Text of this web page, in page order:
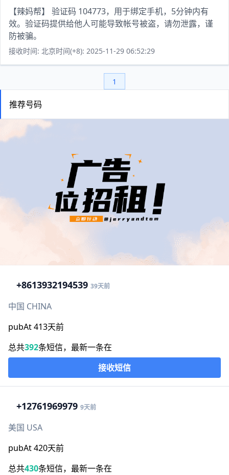
【辣妈帮】 验证码 104773，用于绑定手机，5分钟内有
效。验证码提供给他人可能导致帐号被盗，请勿泄露，谨
防被骗。
接收时间: 北京时间(+8): 2025-11-29 06:52:29
1
推荐号码
+8613932194539 39天前
中国 CHINA
pubAt 413天前
总共392条短信，最新一条在
接收短信
+12761969979 9天前
美国 USA
pubAt 420天前
总共430条短信，最新一条在